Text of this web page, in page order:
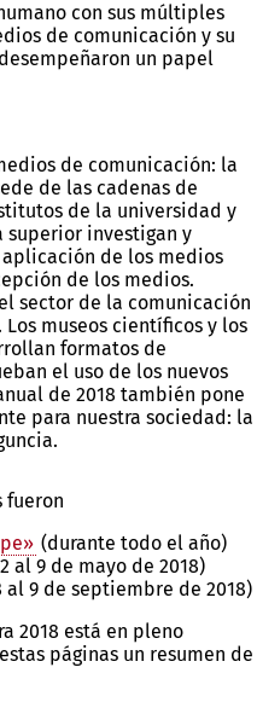
con sus múltiples
de comunicación y su
un papel
de comunicación: la
de las cadenas de
de la universidad y
superior investigan y
de los medios
de los medios.
sector de la comunicación
museos científicos y los
formatos de
el uso de los nuevos
de 2018 también pone
para nuestra sociedad: la
fueron
(durante todo el año)
al 9 de mayo de 2018)
al 9 de septiembre de 2018)
2018 está en pleno
páginas un resumen de